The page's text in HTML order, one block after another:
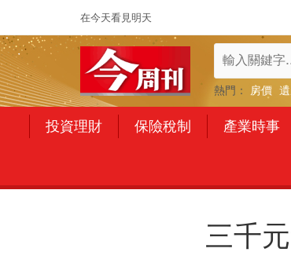
在今天看見明天
熱門： 房價
投資理財 保險稅制 產業時事
三千